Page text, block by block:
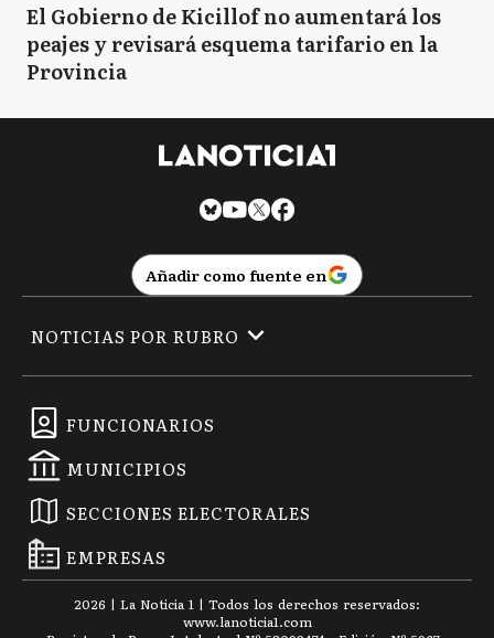
El Gobierno de Kicillof no aumentará los
peajes y revisará esquema tarifario en la
Provincia
Añadir como fuente en
FUNCIONARIOS
MUNICIPIOS
SECCIONES ELECTORALES
EMPRESAS
NOTICIAS POR RUBRO
2026 | La Noticia 1 | Todos los derechos reservados:
www.lanoticia1.com